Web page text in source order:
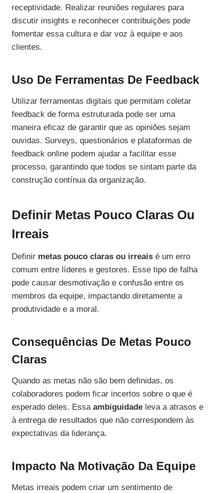
receptividade. Realizar reuniões regulares para
discutir insights e reconhecer contribuições pode
fomentar essa cultura e dar voz à equipe e aos
clientes.
Uso De Ferramentas De Feedback
Utilizar ferramentas digitais que permitam coletar
feedback de forma estruturada pode ser uma
maneira eficaz de garantir que as opiniões sejam
ouvidas. Surveys, questionários e plataformas de
feedback online podem ajudar a facilitar esse
processo, garantindo que todos se sintam parte da
construção contínua da organização.
Definir Metas Pouco Claras Ou
Irreais
Definir metas pouco claras ou irreais é um erro
comum entre líderes e gestores. Esse tipo de falha
pode causar desmotivação e confusão entre os
membros da equipe, impactando diretamente a
produtividade e a moral.
Consequências De Metas Pouco
Claras
Quando as metas não são bem definidas, os
colaboradores podem ficar incertos sobre o que é
esperado deles. Essa ambiguidade leva a atrasos e
à entrega de resultados que não correspondem às
expectativas da liderança.
Impacto Na Motivação Da Equipe
Metas irreais podem criar um sentimento de